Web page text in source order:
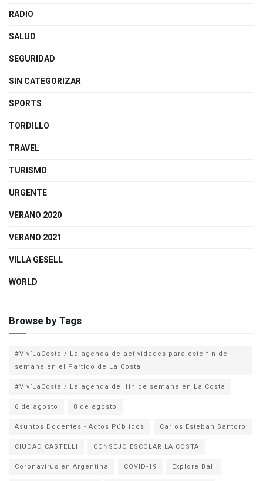
RADIO
SALUD
SEGURIDAD
SIN CATEGORIZAR
SPORTS
TORDILLO
TRAVEL
TURISMO
URGENTE
VERANO 2020
VERANO 2021
VILLA GESELL
WORLD
Browse by Tags
#VivíLaCosta / La agenda de actividades para este fin de
semana en el Partido de La Costa
#VivíLaCosta / La agenda del fin de semana en La Costa
6 de agosto
8 de agosto
Asuntos Docentes - Actos Públicos
Carlos Esteban Santoro
CIUDAD CASTELLI
CONSEJO ESCOLAR LA COSTA
Coronavirus en Argentina
COVID-19
Explore Bali